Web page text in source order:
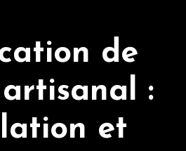
de
:
et